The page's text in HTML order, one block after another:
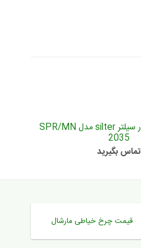
اتو بخار مخزن دار سیلتر silter مدل SPR/MN
2035
تماس بگیرید
قیمت چرخ خیاطی مارشال